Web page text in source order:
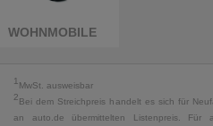
WOHNMOBILE
1MwSt. ausweisbar
2Bei dem Streichpreis handelt es sich für
an auto.de übermittelten Listenpreis. Für